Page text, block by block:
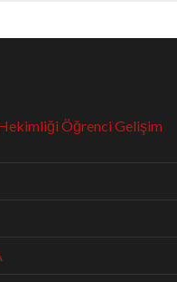
Öğrenci Gelişim